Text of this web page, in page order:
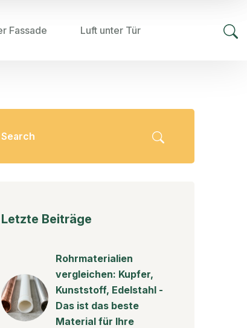
Fassade Luft unter Tür
Letzte Beiträge
Rohrmaterialien
vergleichen: Kupfer,
Kunststoff, Edelstahl -
Das ist das beste
Material für Ihre